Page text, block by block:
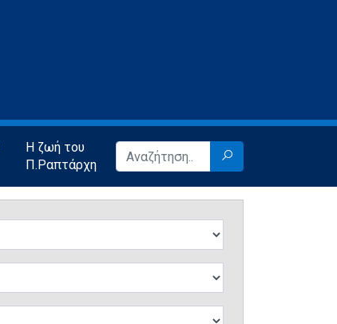
Η ζωή του
Π.Ραπτάρχη